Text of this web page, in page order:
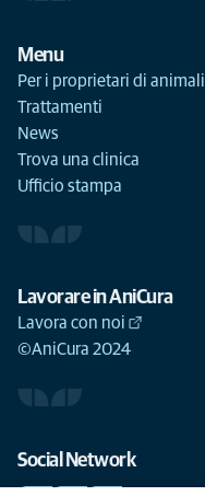
Menu
Per i proprietari di animali
Trattamenti
News
Trova una clinica
Ufficio stampa
Lavorare in AniCura
Lavora con noi
©AniCura 2024
Social Network